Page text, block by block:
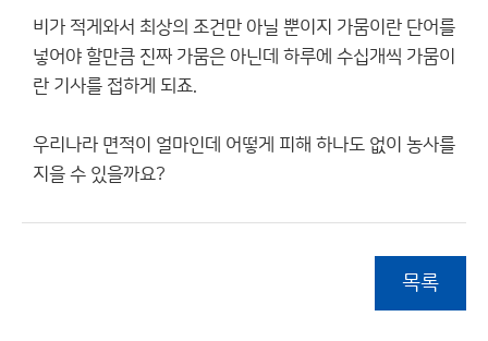
비가 적게와서 최상의 조건만 아닐 뿐이지 가뭄이란 단어를
넣어야 할만큼 진짜 가뭄은 아닌데 하루에 수십개씩 가뭄이
란 기사를 접하게 되죠.
우리나라 면적이 얼마인데 어떻게 피해 하나도 없이 농사를
지을 수 있을까요?
목록